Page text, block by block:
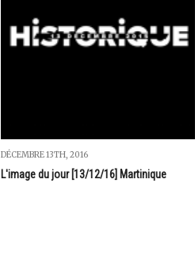
DÉCEMBRE 13TH, 2016
L'image du jour [13/12/16] Martinique